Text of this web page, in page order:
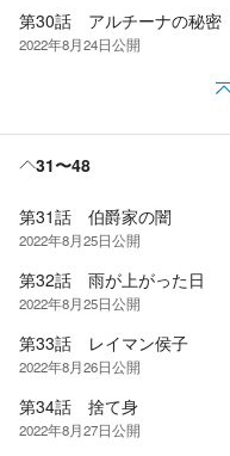
第30話 アルチーナの秘密
2022年8月24日公開
31〜48
第31話 伯爵家の闇
2022年8月25日公開
第32話 雨が上がった日
2022年8月25日公開
第33話 レイマン侯子
2022年8月26日公開
第34話 捨て身
2022年8月27日公開